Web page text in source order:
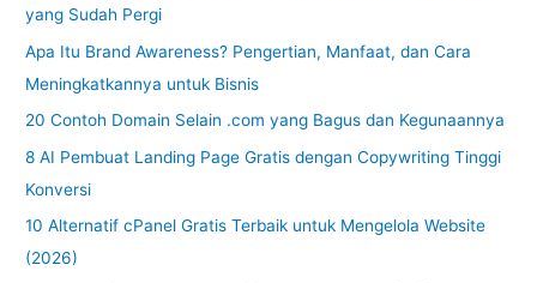
yang Sudah Pergi
Apa Itu Brand Awareness? Pengertian, Manfaat, dan Cara
Meningkatkannya untuk Bisnis
20 Contoh Domain Selain .com yang Bagus dan Kegunaannya
8 AI Pembuat Landing Page Gratis dengan Copywriting Tinggi
Konversi
10 Alternatif cPanel Gratis Terbaik untuk Mengelola Website
(2026)